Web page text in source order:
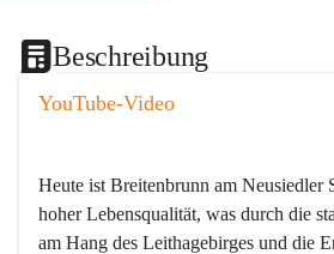
Beschreibung
YouTube-Video
Heute ist Breitenbrunn am Neusiedler
hoher Lebensqualität, was durch die
am Hang des Leithagebirges und die